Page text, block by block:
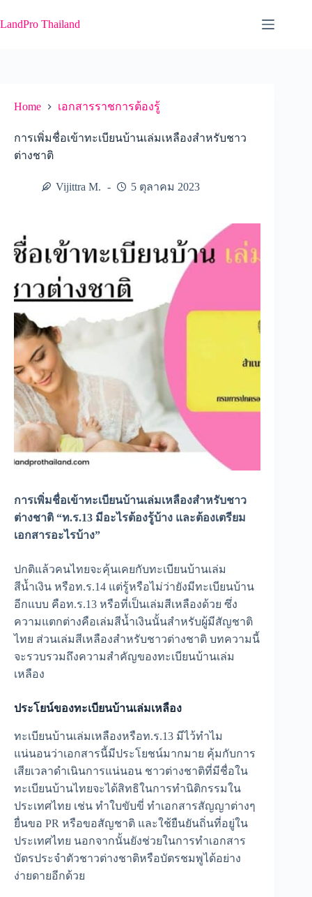
to
content
LandPro Thailand
Home เอกสารราชการต้องรู้
การเพิ่มชื่อเข้าทะเบียนบ้านเล่มเหลืองสำหรับชาว
ต่างชาติ
Vijittra M. 5 ตุลาคม 2023
การเพิ่มชื่อเข้าทะเบียนบ้านเล่มเหลืองสำหรับชาว
ต่างชาติ “ท.ร.13 มีอะไรต้องรู้บ้าง และต้องเตรียม
เอกสารอะไรบ้าง”
ปกติแล้วคนไทยจะคุ้นเคยกับทะเบียนบ้านเล่ม
สีน้ำเงิน หรือท.ร.14 แต่รู้หรือไม่ว่ายังมีทะเบียนบ้าน
อีกแบบ คือท.ร.13 หรือที่เป็นเล่มสีเหลืองด้วย ซึ่ง
ความแตกต่างคือเล่มสีน้ำเงินนั้นสำหรับผู้มีสัญชาติ
ไทย ส่วนเล่มสีเหลืองสำหรับชาวต่างชาติ บทความนี้
จะรวบรวมถึงความสำคัญของทะเบียนบ้านเล่ม
เหลือง
ประโยน์ของทะเบียนบ้านเล่มเหลือง
ทะเบียนบ้านเล่มเหลืองหรือท.ร.13 มีไว้ทำไม
แน่นอนว่าเอกสารนี้มีประโยชน์มากมาย คุ้มกับการ
เสียเวลาดำเนินการแน่นอน ชาวต่างชาติที่มีชื่อใน
ทะเบียนบ้านไทยจะได้สิทธิในการทำนิติกรรมใน
ประเทศไทย เช่น ทำใบขับขี่ ทำเอกสารสัญญาต่างๆ
ยื่นขอ PR หรือขอสัญชาติ และใช้ยืนยันถิ่นที่อยู่ใน
ประเทศไทย นอกจากนั้นยังช่วยในการทำเอกสาร
บัตรประจำตัวชาวต่างชาติหรือบัตรชมพูได้อย่าง
ง่ายดายอีกด้วย